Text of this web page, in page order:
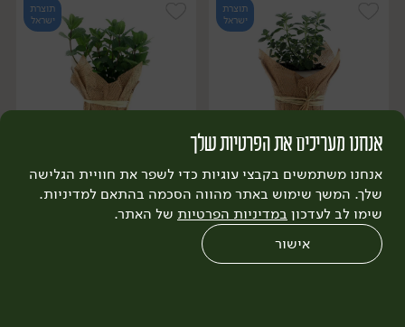
יח׳ יח׳
תוצרת
ישראל
17.90
₪/ יח׳
עציץ צמח תבלין אורגנו
תוצרת
ישראל
עציץ צמח תבלין נענע
אנחנו מעריכים את הפרטיות שלך
אנחנו משתמשים בקבצי עוגיות כדי לשפר את חוויית הגלישה
שלך. המשך שימוש באתר מהווה הסכמה בהתאם למדיניות.
שימו לב לעדכון במדיניות הפרטיות של האתר.
אישור